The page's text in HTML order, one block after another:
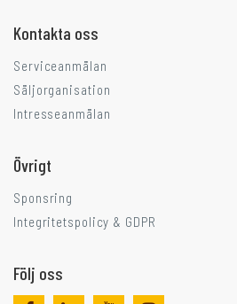
Kontakta oss
Serviceanmälan
Säljorganisation
Intresseanmälan
Övrigt
Sponsring
Integritetspolicy & GDPR
Följ oss